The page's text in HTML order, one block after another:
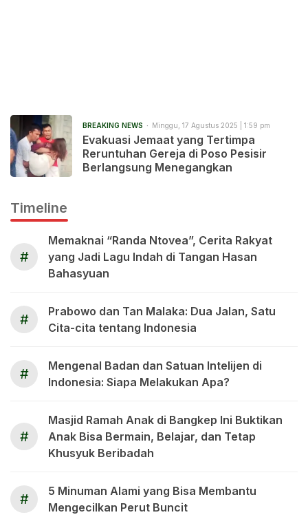
BREAKING NEWS Minggu, 17 Agustus 2025 | 1:59 pm
Evakuasi Jemaat yang Tertimpa
Reruntuhan Gereja di Poso Pesisir
Berlangsung Menegangkan
Timeline
#
Memaknai “Randa Ntovea”, Cerita Rakyat
yang Jadi Lagu Indah di Tangan Hasan
Bahasyuan
#
Prabowo dan Tan Malaka: Dua Jalan, Satu
Cita-cita tentang Indonesia
#
Mengenal Badan dan Satuan Intelijen di
Indonesia: Siapa Melakukan Apa?
#
Masjid Ramah Anak di Bangkep Ini Buktikan
Anak Bisa Bermain, Belajar, dan Tetap
Khusyuk Beribadah
#
5 Minuman Alami yang Bisa Membantu
Mengecilkan Perut Buncit